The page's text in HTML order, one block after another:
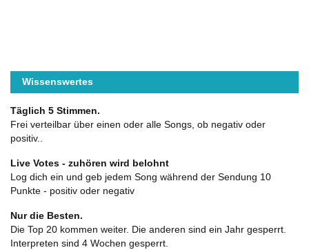
Wissenswertes
Täglich 5 Stimmen.
Frei verteilbar über einen oder alle Songs, ob negativ oder
positiv..
Live Votes - zuhören wird belohnt
Log dich ein und geb jedem Song während der Sendung 10
Punkte - positiv oder negativ
Nur die Besten.
Die Top 20 kommen weiter. Die anderen sind ein Jahr gesperrt.
Interpreten sind 4 Wochen gesperrt.